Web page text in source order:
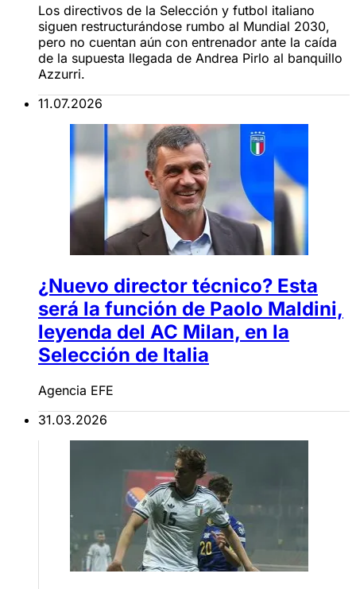
Los directivos de la Selección y futbol italiano
siguen restructurándose rumbo al Mundial 2030,
pero no cuentan aún con entrenador ante la caída
de la supuesta llegada de Andrea Pirlo al banquillo
Azzurri.
11.07.2026
¿Nuevo director técnico? Esta
será la función de Paolo Maldini,
leyenda del AC Milan, en la
Selección de Italia
Agencia EFE
31.03.2026